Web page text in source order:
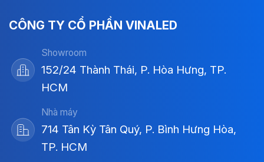
CÔNG TY CỔ PHẦN VINALED
Showroom
152/24 Thành Thái, P. Hòa Hưng, TP.
HCM
Nhà máy
714 Tân Kỳ Tân Quý, P. Bình Hưng Hòa,
TP. HCM